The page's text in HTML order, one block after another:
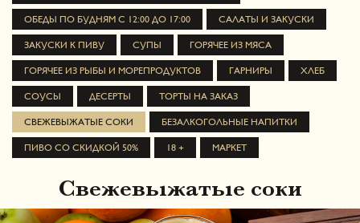
ОБЕДЫ ПО БУДНЯМ С 12:00 ДО 17:00 САЛАТЫ И ЗАКУСКИ
ЗАКУСКИ К ПИВУ СУПЫ ГОРЯЧЕЕ ИЗ МЯСА
ГОРЯЧЕЕ ИЗ РЫБЫ И МОРЕПРОДУКТОВ ГАРНИРЫ ХЛЕБ
СОУСЫ ДЕСЕРТЫ ТОРТЫ НА ЗАКАЗ
СВЕЖЕВЫЖАТЫЕ СОКИ БЕЗАЛКОГОЛЬНЫЕ НАПИТКИ
ПИВО СО СКИДКОЙ 50% 18 + МАРКЕТ
Свежевыжатые соки